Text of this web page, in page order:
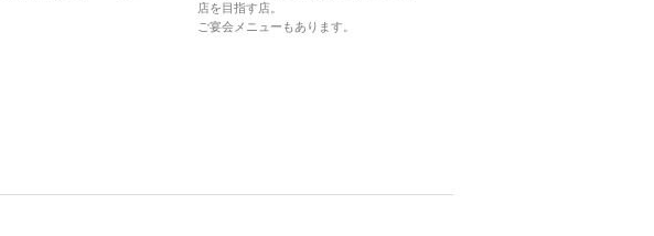
店を目指す店。
ご宴会メニューもあります。